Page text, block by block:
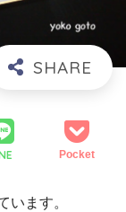
Pocket
います。